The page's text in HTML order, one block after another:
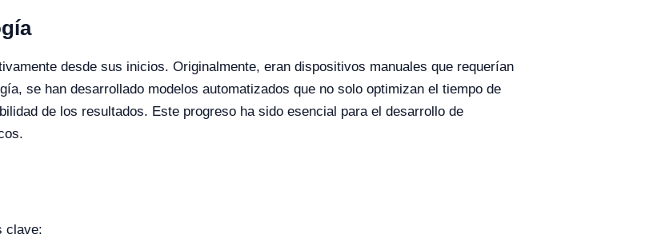
desde sus inicios. Originalmente, eran dispositivos manuales que requerían
se han desarrollado modelos automatizados que no solo optimizan el tiempo de
de los resultados. Este progreso ha sido esencial para el desarrollo de
clave: